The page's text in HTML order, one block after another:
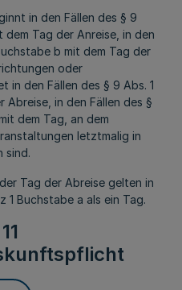
in den Fällen des § 9
dem Tag der Anreise, in den
b mit dem Tag der
oder
in den Fällen des § 9 Abs. 1
Abreise, in den Fällen des §
dem Tag, an dem
letztmalig in
sind.
Tag der Abreise gelten in
1 Buchstabe a als ein Tag.